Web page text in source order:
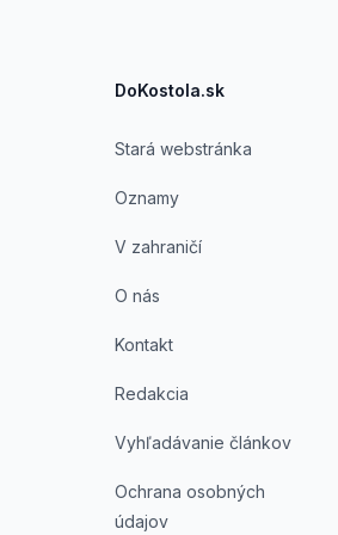
DoKostola.sk
Stará webstránka
Oznamy
V zahraničí
O nás
Kontakt
Redakcia
Vyhľadávanie článkov
Ochrana osobných
údajov